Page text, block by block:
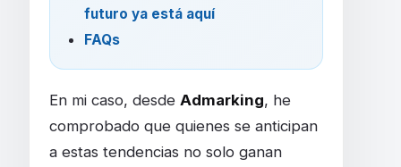
futuro ya está aquí
FAQs
En mi caso, desde Admarking, he
comprobado que quienes se anticipan
a estas tendencias no solo ganan